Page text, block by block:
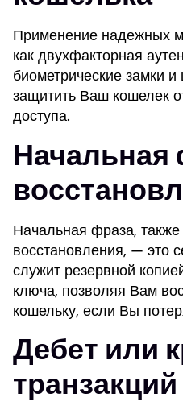
Применение надежных
как двухфакторная
биометрические замки
защитить Ваш кошелек
доступа.
Начальная
Начальная фраза,
восстановления, — это
служит резервной
ключа, позволяя Вам
кошельку, если Вы
Дебет или
транзакций